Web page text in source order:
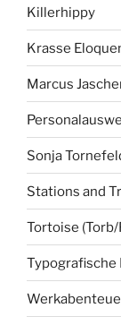
Killerhippy
Krasse
Marcus
Sonja
Stations and
Tortoise
Typografische